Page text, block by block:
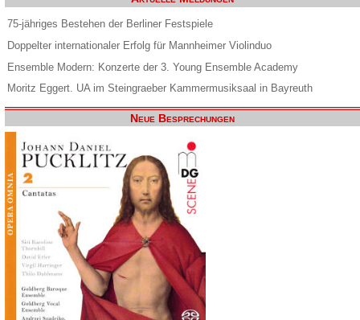
75-jähriges Bestehen der Berliner Festspiele
Doppelter internationaler Erfolg für Mannheimer Violinduo
Ensemble Modern: Konzerte der 3. Young Ensemble Academy
Moritz Eggert. UA im Steingraeber Kammermusiksaal in Bayreuth
Neue Besprechungen